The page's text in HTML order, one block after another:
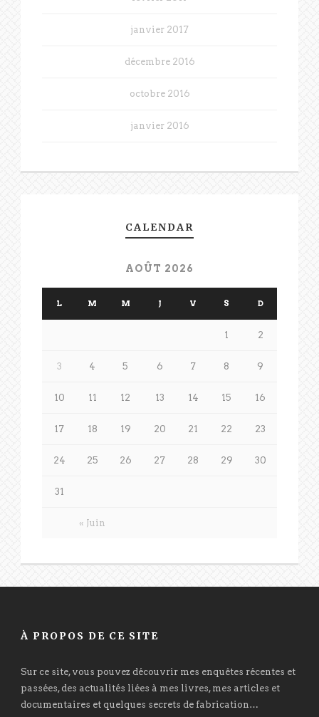
janvier 2017
décembre 2016
octobre 2016
janvier 2016
CALENDAR
AOÛT 2026
L M M J V S D
« Juin
1 2
3 4 5 6 7 8 9
10 11 12 13 14 15 16
17 18 19 20 21 22 23
24 25 26 27 28 29 30
31
À PROPOS DE CE SITE
Sur ce site, vous pouvez découvrir mes enquêtes récentes et
passées, des actualités liées à mes livres, mes articles et
documentaires et quelques secrets de fabrication…